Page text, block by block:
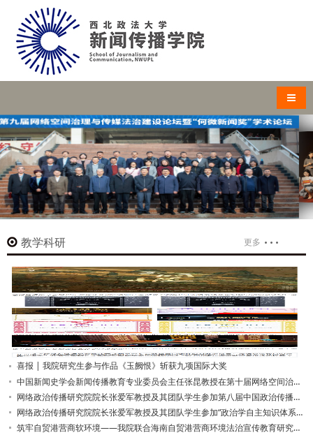
导航
教学科研 更多
喜报 | 我院研究生参与作品《玉阙恨》斩获九项国际大奖
中国新闻史学会新闻传播教育专业委员会主任张昆教授在第十届网络空间治理与传媒法治建设论坛暨“何微新闻奖”学术论坛开幕式上的致辞
网络政治传播研究院院长张爱军教授及其团队学生参加第八届中国政治传播研究学术论坛
网络政治传播研究院院长张爱军教授及其团队学生参加“政治学自主知识体系构建下的政法学与法政治学”第三届新时代法政治学论坛
筑牢自贸港营商软环境——我院联合海南自贸港营商环境法治宣传教育研究院发起筹建签约仪式在海口举办